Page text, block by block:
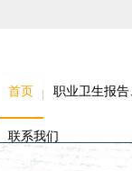
首页 职业卫生报
联系我们